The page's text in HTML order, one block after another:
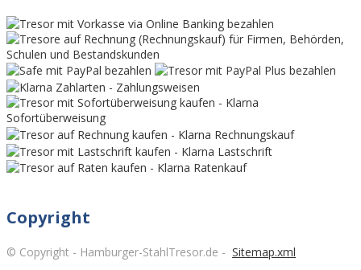
Copyright
© Copyright - Hamburger-StahlTresor.de - Sitemap.xml